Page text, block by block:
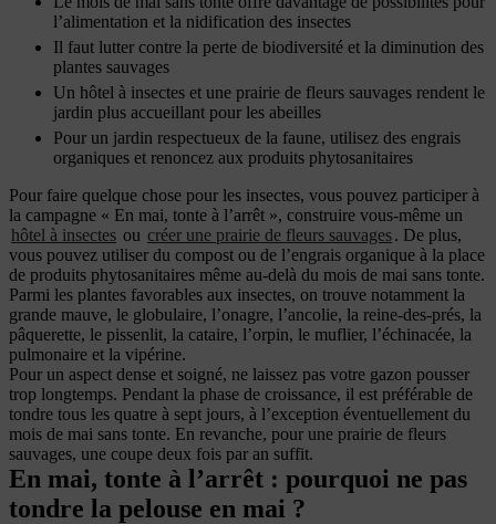
l’alimentation et la nidification des insectes
Il faut lutter contre la perte de biodiversité et la diminution des
plantes sauvages
Un hôtel à insectes et une prairie de fleurs sauvages rendent le
jardin plus accueillant pour les abeilles
Pour un jardin respectueux de la faune, utilisez des engrais
organiques et renoncez aux produits phytosanitaires
Pour faire quelque chose pour les insectes, vous pouvez participer à
la campagne « En mai, tonte à l’arrêt », construire vous-même un
hôtel à insectes ou créer une prairie de fleurs sauvages. De plus,
vous pouvez utiliser du compost ou de l’engrais organique à la place
de produits phytosanitaires même au-delà du mois de mai sans tonte.
Parmi les plantes favorables aux insectes, on trouve notamment la
grande mauve, le globulaire, l’onagre, l’ancolie, la reine-des-prés, la
pâquerette, le pissenlit, la cataire, l’orpin, le muflier, l’échinacée, la
pulmonaire et la vipérine.
Pour un aspect dense et soigné, ne laissez pas votre gazon pousser
trop longtemps. Pendant la phase de croissance, il est préférable de
tondre tous les quatre à sept jours, à l’exception éventuellement du
mois de mai sans tonte. En revanche, pour une prairie de fleurs
sauvages, une coupe deux fois par an suffit.
En mai, tonte à l’arrêt : pourquoi ne pas
tondre la pelouse en mai ?